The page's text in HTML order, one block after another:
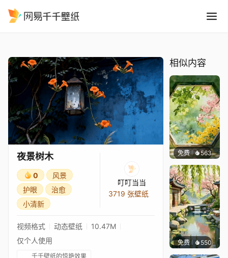
夜景树木
0
风景
护眼
治愈
小清新
叮叮当当
3719 张壁纸
视频格式 动态壁纸
10.47M
仅个人使用
千千壁纸的惊艳效果
相似内容
免费 563渔小小
免费 550渔小小